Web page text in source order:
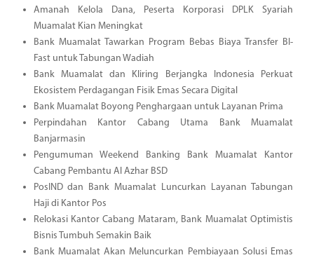
Amanah Kelola Dana, Peserta Korporasi DPLK Syariah
Muamalat Kian Meningkat
Bank Muamalat Tawarkan Program Bebas Biaya Transfer BI-
Fast untuk Tabungan Wadiah
Bank Muamalat dan Kliring Berjangka Indonesia Perkuat
Ekosistem Perdagangan Fisik Emas Secara Digital
Bank Muamalat Boyong Penghargaan untuk Layanan Prima
Perpindahan Kantor Cabang Utama Bank Muamalat
Banjarmasin
Pengumuman Weekend Banking Bank Muamalat Kantor
Cabang Pembantu Al Azhar BSD
PosIND dan Bank Muamalat Luncurkan Layanan Tabungan
Haji di Kantor Pos
Relokasi Kantor Cabang Mataram, Bank Muamalat Optimistis
Bisnis Tumbuh Semakin Baik
Bank Muamalat Akan Meluncurkan Pembiayaan Solusi Emas